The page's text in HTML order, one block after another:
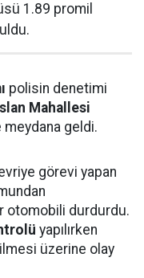
1.89 promil
polisin denetimi
Mahallesi
meydana geldi.
görevi yapan
otomobili durdurdu.
yapılırken
üzerine olay